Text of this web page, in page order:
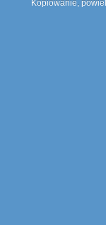
Kopiowanie,